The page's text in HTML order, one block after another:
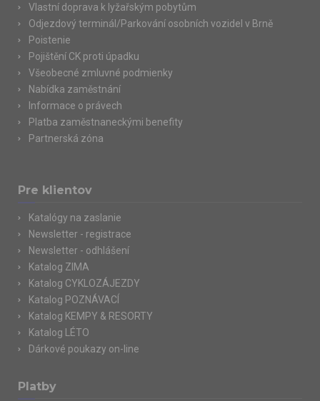
Vlastní doprava k lyžařským pobytům
Odjezdový terminál/Parkování osobních vozidel v Brně
Poistenie
Pojištění CK proti úpadku
Všeobecné zmluvné podmienky
Nabídka zaměstnání
Informace o právech
Platba zaměstnaneckými benefity
Partnerská zóna
Pre klientov
Katalógy na zaslanie
Newsletter - registrace
Newsletter - odhlášení
Katalog ZIMA
Katalog CYKLOZÁJEZDY
Katalog POZNÁVACÍ
Katalog KEMPY & RESORTY
Katalog LÉTO
Dárkové poukazy on-line
Platby